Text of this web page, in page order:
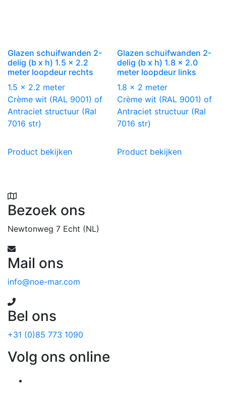
Glazen schuifwanden 2-
delig (b x h) 1.5 x 2.2
meter loopdeur rechts
1.5 x 2.2 meter
Crème wit (RAL 9001) of
Antraciet structuur (Ral
7016 str)
Product bekijken
Glazen schuifwanden 2-
delig (b x h) 1.8 x 2.0
meter loopdeur links
1.8 x 2 meter
Crème wit (RAL 9001) of
Antraciet structuur (Ral
7016 str)
Product bekijken
Bezoek ons
Newtonweg 7 Echt (NL)
Mail ons
info@noe-mar.com
Bel ons
+31 (0)85 773 1090
Volg ons online